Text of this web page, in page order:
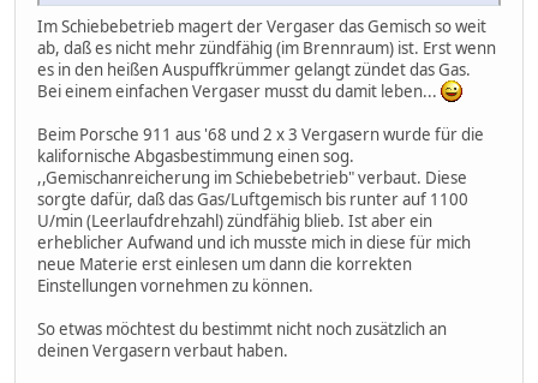
Im Schiebebetrieb magert der Vergaser das Gemisch so weit
ab, daß es nicht mehr zündfähig (im Brennraum) ist. Erst wenn
es in den heißen Auspuffkrümmer gelangt zündet das Gas.
Bei einem einfachen Vergaser musst du damit leben...
Beim Porsche 911 aus '68 und 2 x 3 Vergasern wurde für die
kalifornische Abgasbestimmung einen sog.
,,Gemischanreicherung im Schiebebetrieb" verbaut. Diese
sorgte dafür, daß das Gas/Luftgemisch bis runter auf 1100
U/min (Leerlaufdrehzahl) zündfähig blieb. Ist aber ein
erheblicher Aufwand und ich musste mich in diese für mich
neue Materie erst einlesen um dann die korrekten
Einstellungen vornehmen zu können.
So etwas möchtest du bestimmt nicht noch zusätzlich an
deinen Vergasern verbaut haben.